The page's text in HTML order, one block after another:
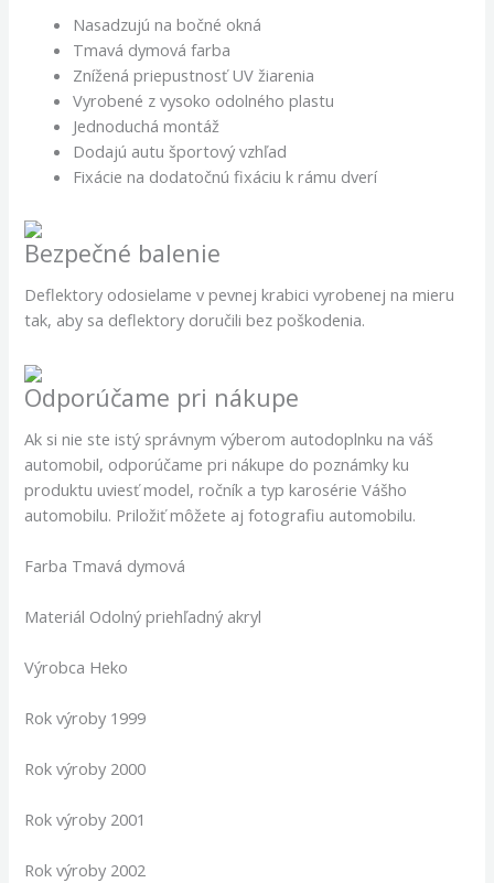
Nasadzujú na bočné okná
Tmavá dymová farba
Znížená priepustnosť UV žiarenia
Vyrobené z vysoko odolného plastu
Jednoduchá montáž
Dodajú autu športový vzhľad
Fixácie na dodatočnú fixáciu k rámu dverí
Bezpečné balenie
Deflektory odosielame v pevnej krabici vyrobenej na mieru
tak, aby sa deflektory doručili bez poškodenia.
Odporúčame pri nákupe
Ak si nie ste istý správnym výberom autodoplnku na váš
automobil, odporúčame pri nákupe do poznámky ku
produktu uviesť model, ročník a typ karosérie Vášho
automobilu. Priložiť môžete aj fotografiu automobilu.
Farba Tmavá dymová
Materiál Odolný priehľadný akryl
Výrobca Heko
Rok výroby 1999
Rok výroby 2000
Rok výroby 2001
Rok výroby 2002